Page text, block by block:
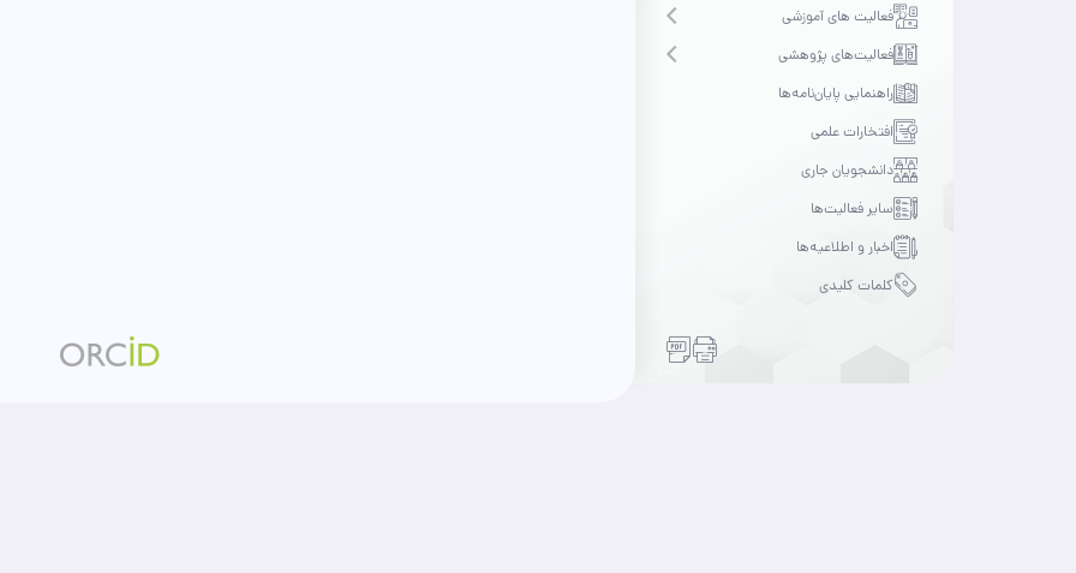
فعالیت های آموزشیOpen submenu
فعالیت‌های پژوهشیOpen submenu
راهنمایی پایان‌نامه‌ها
افتخارات علمی
دانشجویان جاری
سایر فعالیت‌ها
اخبار و اطلاعیه‌ها
کلمات کلیدی